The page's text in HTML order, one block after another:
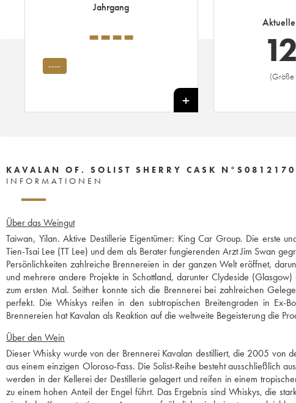
Jahrgang
----
----
(Größe
KAVALAN OF. SOLIST SHERRY CASK
INFORMATIONEN
Über das Weingut
Taiwan, Yilan. Aktive Destillerie Eigentümer: King Car Group. Die erste
Tien-Tsai Lee (TT Lee) und dem als Berater fungierenden Arzt Jim Swan
Persönlichkeiten zahlreiche Brennereien in der ganzen Welt eröffnet,
und mehrere andere Projekte in Schottland, darunter Clydeside
zum ersten Mal. Seither konnte sich die Brennerei bei zahlreichen
perfekt. Die Whiskys reifen in den subtropischen Breitengraden in Ex-
Brennereien hat Kavalan als Reaktion auf die weltweite Begeisterung die
Über den Wein
Dieser Whisky wurde von der Brennerei Kavalan destilliert, die 2005 von
aus einem einzigen Oloroso-Fass. Die Solist-Reihe besteht ausschließlich
werden in der Kellerei der Destillerie gelagert und reifen in einem
zu einem hohen Anteil der Engel führt. Das Ergebnis sind Whiskys, die